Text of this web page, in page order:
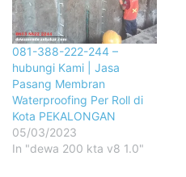
081-388-222-244 –
hubungi Kami | Jasa
Pasang Membran
Waterproofing Per Roll di
Kota PEKALONGAN
05/03/2023
In "dewa 200 kta v8 1.0"